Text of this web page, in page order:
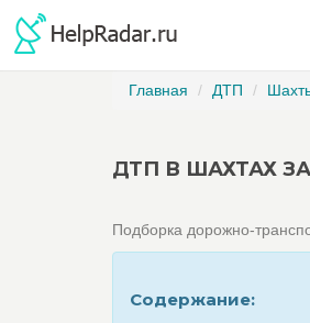
Главная ДТП
ДТП В ШАХТАХ
Подборка дорожно-
Содержание: